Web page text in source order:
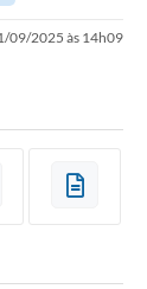
09/2025 às 14h09